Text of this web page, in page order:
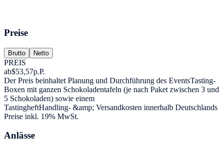
Preise
Brutto Netto
PREIS
ab$53,57p.P.
Der Preis beinhaltet Planung und Durchführung des EventsTasting-
Boxen mit ganzen Schokoladentafeln (je nach Paket zwischen 3 und
5 Schokoladen) sowie einem
TastingheftHandling- &amp; Versandkosten innerhalb Deutschlands
Preise inkl. 19% MwSt.
Anlässe